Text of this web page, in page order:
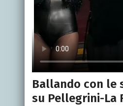
Ballando con le
su Pellegrini-La